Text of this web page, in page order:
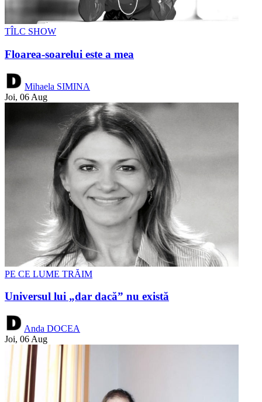
TÎLC SHOW
Floarea-soarelui este a mea
Mihaela SIMINA
Joi, 06 Aug
PE CE LUME TRĂIM
Universul lui „dar dacă” nu există
Anda DOCEA
Joi, 06 Aug